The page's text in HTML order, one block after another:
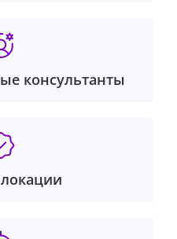
консультанты